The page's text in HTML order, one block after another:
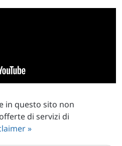
in questo sito non
di servizi di
»